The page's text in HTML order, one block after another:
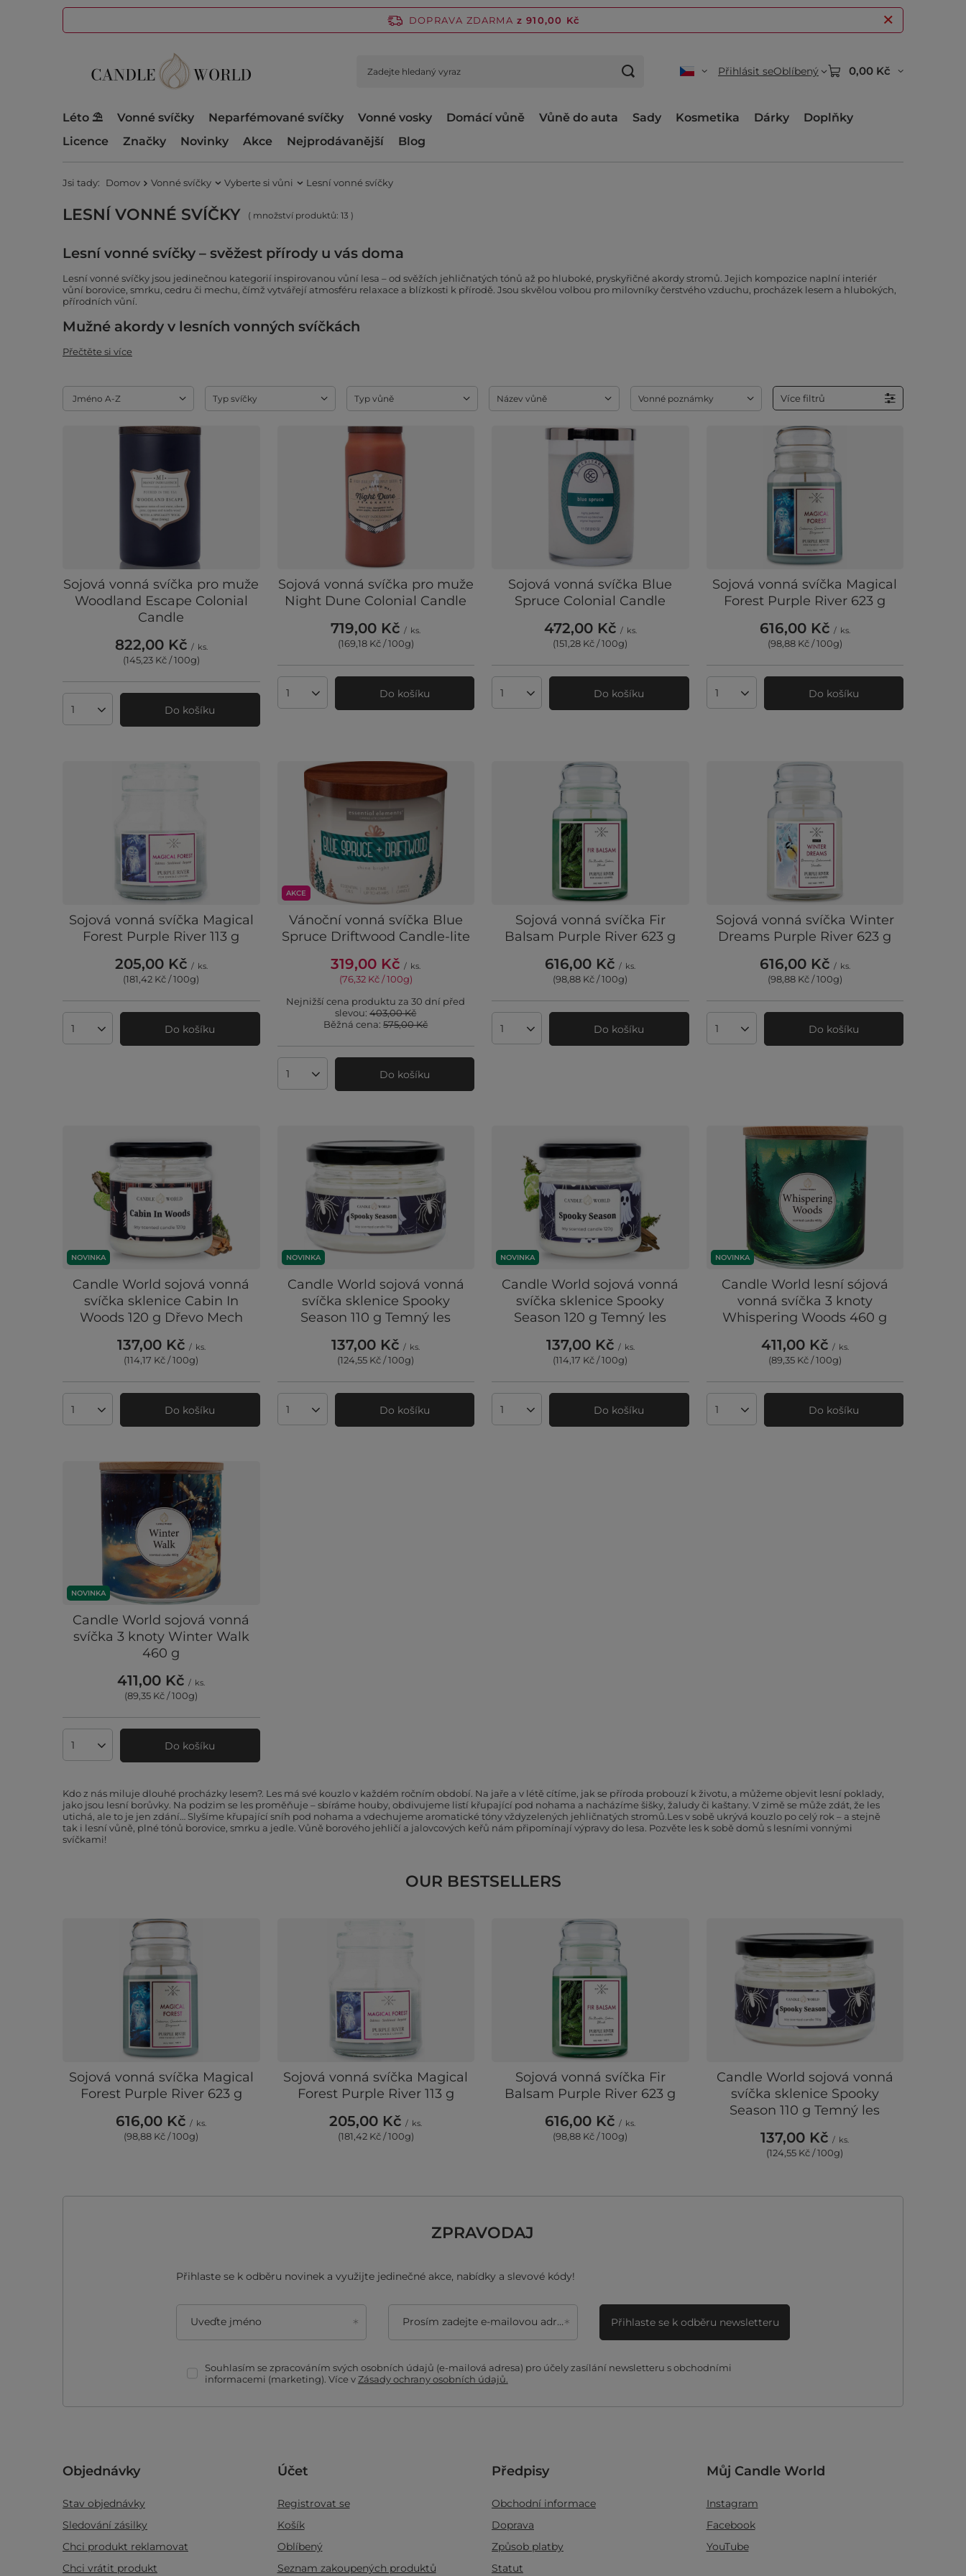
DOPRAVA ZDARMA z 910,00 Kč
Přihlásit seOblíbený 0,00 Kč
Léto ⛱️ Vonné svíčky Neparfémované svíčky Vonné vosky Domácí vůně Vůně do auta Sady Kosmetika Dárky
Doplňky
Licence
Značky Novinky Akce Nejprodávanější Blog
Jsi tady: Domov Vonné svíčky Vyberte si vůni Lesní vonné svíčky
LESNÍ VONNÉ SVÍČKY ( množství produktů: 13 )
Lesní vonné svíčky – svěžest přírody u vás doma
Lesní vonné svíčky jsou jedinečnou kategorií inspirovanou vůní lesa – od svěžích jehličnatých tónů až po hluboké, pryskyřičné akordy stromů. Jejich kompozice naplní interiér
vůní borovice, smrku, cedru či mechu, čímž vytvářejí atmosféru relaxace a blízkosti k přírodě. Jsou skvělou volbou pro milovníky čerstvého vzduchu, procházek lesem a hlubokých,
přírodních vůní.
Mužné akordy v lesních vonných svíčkách
Přečtěte si více
Změnit řazení
Jméno A-Z Typ svíčky Typ vůně Název vůně Vonné poznámky Více filtrů
Sojová vonná svíčka pro muže
Woodland Escape Colonial
Candle
822,00 Kč / ks.
(145,23 Kč / 100g)
Množství produktůDo košíku
Sojová vonná svíčka pro muže
Night Dune Colonial Candle
719,00 Kč / ks.
(169,18 Kč / 100g)
Množství produktůDo košíku
Sojová vonná svíčka Blue
Spruce Colonial Candle
472,00 Kč / ks.
(151,28 Kč / 100g)
Množství produktůDo košíku
Sojová vonná svíčka Magical
Forest Purple River 623 g
616,00 Kč / ks.
(98,88 Kč / 100g)
Množství produktůDo košíku
Sojová vonná svíčka Magical
Forest Purple River 113 g
205,00 Kč / ks.
(181,42 Kč / 100g)
Množství produktůDo košíku
AKCE
Vánoční vonná svíčka Blue
Spruce Driftwood Candle-lite
319,00 Kč / ks.
(76,32 Kč / 100g)
Nejnižší cena produktu za 30 dní před
slevou:403,00 Kč
Běžná cena:575,00 Kč
Množství produktůDo košíku
Sojová vonná svíčka Fir
Balsam Purple River 623 g
616,00 Kč / ks.
(98,88 Kč / 100g)
Množství produktůDo košíku
Sojová vonná svíčka Winter
Dreams Purple River 623 g
616,00 Kč / ks.
(98,88 Kč / 100g)
Množství produktůDo košíku
NOVINKA
Candle World sojová vonná
svíčka sklenice Cabin In
Woods 120 g Dřevo Mech
137,00 Kč / ks.
(114,17 Kč / 100g)
Množství produktůDo košíku
NOVINKA
Candle World sojová vonná
svíčka sklenice Spooky
Season 110 g Temný les
137,00 Kč / ks.
(124,55 Kč / 100g)
Množství produktůDo košíku
NOVINKA
Candle World sojová vonná
svíčka sklenice Spooky
Season 120 g Temný les
137,00 Kč / ks.
(114,17 Kč / 100g)
Množství produktůDo košíku
NOVINKA
Candle World lesní sójová
vonná svíčka 3 knoty
Whispering Woods 460 g
411,00 Kč / ks.
(89,35 Kč / 100g)
Množství produktůDo košíku
NOVINKA
Candle World sojová vonná
svíčka 3 knoty Winter Walk
460 g
411,00 Kč / ks.
(89,35 Kč / 100g)
Množství produktůDo košíku
Kdo z nás miluje dlouhé procházky lesem?. Les má své kouzlo v každém ročním období. Na jaře a v létě cítíme, jak se příroda probouzí k životu, a můžeme objevit lesní poklady,
jako jsou lesní borůvky. Na podzim se les proměňuje – sbíráme houby, obdivujeme listí křupající pod nohama a nacházíme šišky, žaludy či kaštany. V zimě se může zdát, že les
utichá, ale to je jen zdání… Slyšíme křupající sníh pod nohama a vdechujeme aromatické tóny vždyzelených jehličnatých stromů.Les v sobě ukrývá kouzlo po celý rok – a stejně
tak i lesní vůně, plné tónů borovice, smrku a jedle. Vůně borového jehličí a jalovcových keřů nám připomínají výpravy do lesa. Pozvěte les k sobě domů s lesními vonnými
svíčkami!
OUR BESTSELLERS
Sojová vonná svíčka Magical
Forest Purple River 623 g
616,00 Kč / ks.
(98,88 Kč / 100g)
Sojová vonná svíčka Magical
Forest Purple River 113 g
205,00 Kč / ks.
(181,42 Kč / 100g)
Sojová vonná svíčka Fir
Balsam Purple River 623 g
616,00 Kč / ks.
(98,88 Kč / 100g)
Candle World sojová vonná
svíčka sklenice Spooky
Season 110 g Temný les
137,00 Kč / ks.
(124,55 Kč / 100g)
ZPRAVODAJ
Přihlaste se k odběru novinek a využijte jedinečné akce, nabídky a slevové kódy!
Uveďte jméno Prosím zadejte e-mailovou adresu
Souhlasím se zpracováním svých osobních údajů (e-mailová adresa) pro účely zasílání newsletteru s obchodními
informacemi (marketing). Více vZásady ochrany osobních údajů.
Přihlaste se k odběru newsletteru
Objednávky
Stav objednávky
Sledování zásilky
Chci produkt reklamovat
Chci vrátit produkt
Účet
Registrovat se
Košík
Oblíbený
Seznam zakoupených produktů
Předpisy
Obchodní informace
Doprava
Způsob platby
Statut
Můj Candle World
Instagram
Facebook
YouTube